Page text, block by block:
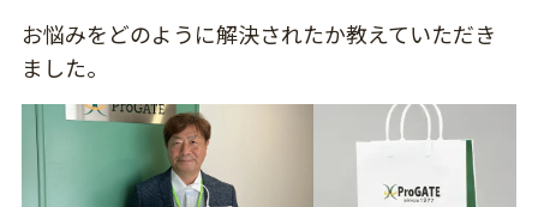
お悩みをどのように解決されたか教えていただき
ました。